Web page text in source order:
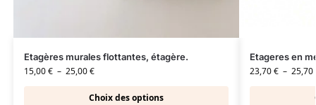
Etagères murales flottantes, étagère.
15,00€ – 25,00€
Choix des options
Etageres en
23,70€ – 25,70